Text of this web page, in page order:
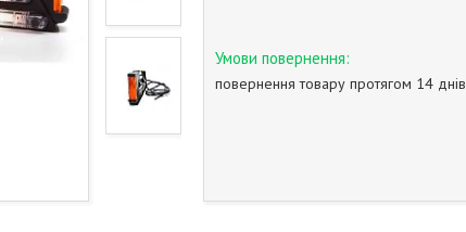
повернення товару протягом 14 днів